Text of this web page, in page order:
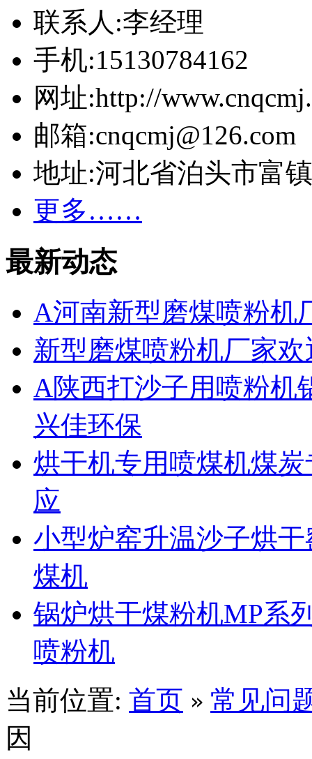
联系人:李经理
手机:15130784162
网址:http://
邮箱:cnqcmj@126.com
地址:河北省泊头市富
更多……
最新动态
A河南新型磨煤喷粉机
新型磨煤喷粉机厂家
A陕西打沙子用喷粉机
兴佳环保
烘干机专用喷煤机煤
应
小型炉窑升温沙子烘
煤机
锅炉烘干煤粉机MP系
喷粉机
当前位置: 首页 » 常见问
因